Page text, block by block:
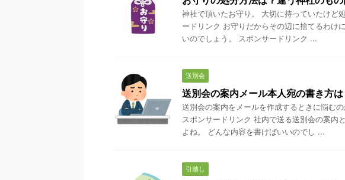
神社で頂いたお守り。 大切に持っていたけど
ードリンク お守りだからその辺に捨てるわけ
いのでしょう。 スポンサードリンク ...
送別会
送別会の案内メール本人宛の書き方
送別会の案内をメールを作成するときに悩む
スポンサードリンク 社内で送る送別会の案内
よね。 どんな内容を書けばいいのでし ...
引越し